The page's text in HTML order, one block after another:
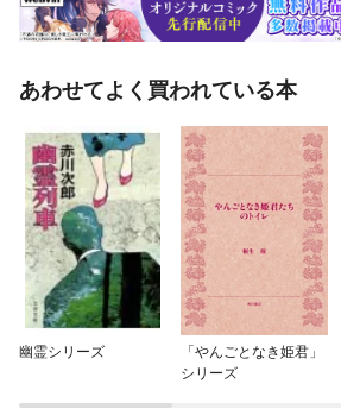
あわせてよく買われている本
幽霊シリーズ
「やんごとなき姫君」
シリーズ